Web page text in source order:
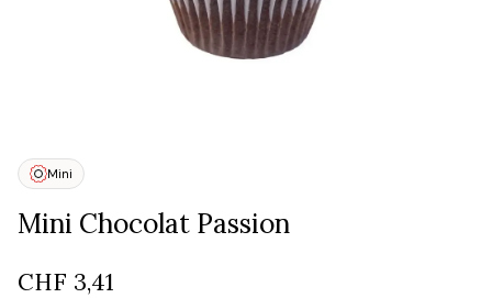
Mini
Mini Chocolat Passion
CHF 3,41